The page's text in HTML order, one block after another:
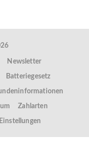
Newsletter
Batteriegesetz
Zahlarten